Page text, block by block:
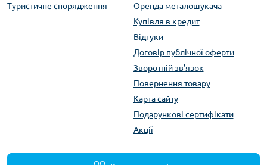
Туристичне спорядження
Оренда металошукача
Купівля в кредит
Відгуки
Договір публічної оферти
Зворотній зв’язок
Повернення товару
Карта сайту
Подарункові сертифікати
Акції